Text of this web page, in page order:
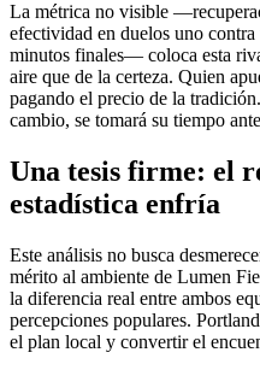
La métrica no visible
efectividad en duelos uno
minutos finales— coloca esta
aire que de la certeza. Quien
pagando el precio de la
cambio, se tomará su tiempo
Una tesis firme: el
estadística enfría
Este análisis no busca
mérito al ambiente de Lumen
la diferencia real entre ambos
percepciones populares.
el plan local y convertir el